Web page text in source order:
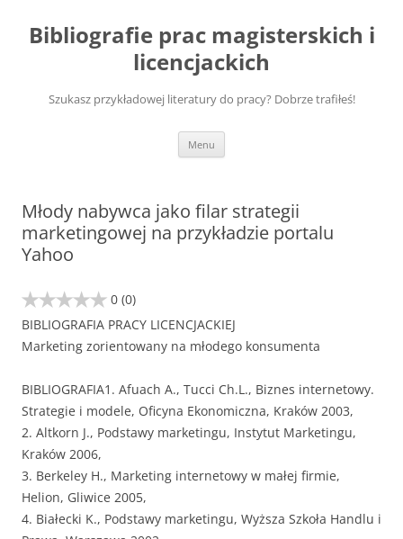
treści
Bibliografie prac magisterskich i
licencjackich
Szukasz przykładowej literatury do pracy? Dobrze trafiłeś!
Menu
Młody nabywca jako filar strategii
marketingowej na przykładzie portalu
Yahoo
0 (0)
BIBLIOGRAFIA PRACY LICENCJACKIEJ
Marketing zorientowany na młodego konsumenta
BIBLIOGRAFIA1. Afuach A., Tucci Ch.L., Biznes internetowy.
Strategie i modele, Oficyna Ekonomiczna, Kraków 2003,
2. Altkorn J., Podstawy marketingu, Instytut Marketingu,
Kraków 2006,
3. Berkeley H., Marketing internetowy w małej firmie,
Helion, Gliwice 2005,
4. Białecki K., Podstawy marketingu, Wyższa Szkoła Handlu i